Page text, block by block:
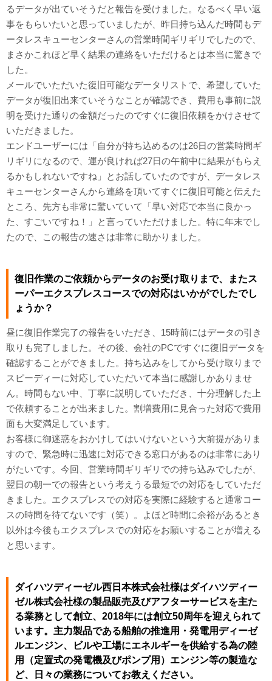
るデータが出ていそうだと報告を受けました。なるべく早い返
事をもらいたいと思っていましたが、昨日持ち込んだ時間もデ
ータレスキューセンターさんの営業時間ギリギリでしたので、
まさかこれほど早く結果の連絡をいただけるとは本当に驚きで
した。
メールでいただいた復旧可能なデータリストで、希望していた
データが復旧出来ていそうなことが確認でき、費用も事前に説
明を受けた通りの金額だったのですぐに復旧依頼をかけさせて
いただきました。
エンドユーザーには「自分が持ち込めるのは26日の営業時間ギ
リギリになるので、運が良ければ27日の午前中に結果がもらえ
るかもしれないですね」とお話していたのですが、データレス
キューセンターさんから連絡を頂いてすぐに復旧可能と伝えた
ところ、先方も非常に驚いていて「早い対応で本当に良かっ
た、すごいですね！」と言っていただけました。特に年末でし
たので、この報告の速さは非常に助かりました。
復旧作業のご依頼からデータのお受け取りまで、またス
ーパーエクスプレスコースでの対応はいかがでしたでし
ょうか？
昼に復旧作業完了の報告をいただき、15時前にはデータの引き
取りも完了しました。その後、会社のPCですぐに復旧データを
確認することができました。持ち込みをしてから受け取りまで
スピーディーに対応していただいて本当に感謝しかありませ
ん。時間もない中、丁寧に説明していただき、十分理解した上
で依頼することが出来ました。割増費用に見合った対応で費用
面も大変満足しています。
お客様に御迷惑をおかけしてはいけないという大前提がありま
すので、緊急時に迅速に対応できる窓口があるのは非常にあり
がたいです。今回、営業時間ギリギリでの持ち込みでしたが、
翌日の朝一での報告という考えうる最短での対応をしていただ
きました。エクスプレスでの対応を実際に経験すると通常コー
スの時間を待てないです（笑）。よほど時間に余裕があるとき
以外は今後もエクスプレスでの対応をお願いすることが増える
と思います。
ダイハツディーゼル西日本株式会社様はダイハツディー
ゼル株式会社様の製品販売及びアフターサービスを主た
る業務として創立、2018年には創立50周年を迎えられて
います。主力製品である船舶の推進用・発電用ディーゼ
ルエンジン、ビルや工場にエネルギーを供給する為の陸
用（定置式の発電機及びポンプ用）エンジン等の製造な
ど、日々の業務についてお教えください。